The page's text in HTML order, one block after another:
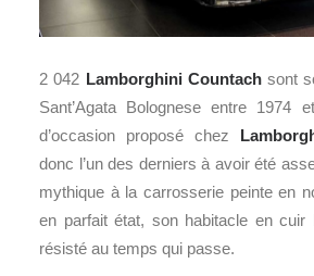
2 042 Lamborghini Countachsont
Sant’Agata Bolognese entre 1974
d’occasion proposé chez
donc l’un des derniers à avoir été
mythique à la carrosserie peinte en
en parfait état, son habitacle en cuir
résisté au temps qui passe.